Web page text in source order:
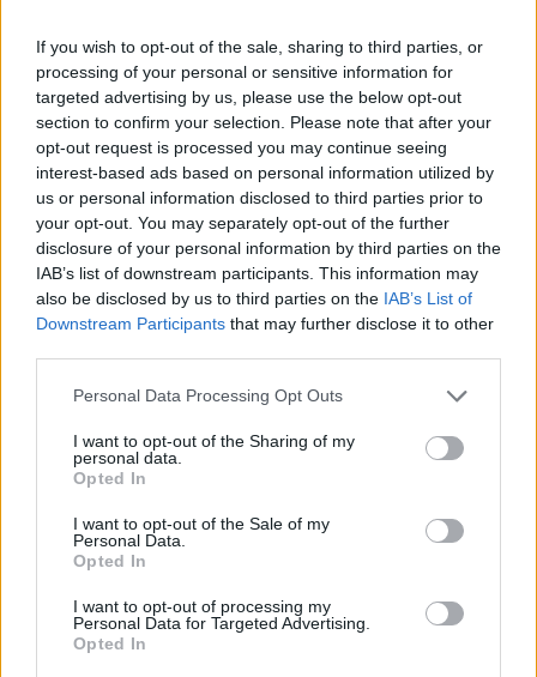
If you wish to opt-out of the sale, sharing to third parties, or
processing of your personal or sensitive information for
targeted advertising by us, please use the below opt-out
section to confirm your selection. Please note that after your
opt-out request is processed you may continue seeing
interest-based ads based on personal information utilized by
us or personal information disclosed to third parties prior to
your opt-out. You may separately opt-out of the further
disclosure of your personal information by third parties on the
IAB’s list of downstream participants. This information may
also be disclosed by us to third parties on the IAB’s List of
Downstream Participants that may further disclose it to other
Personal Data Processing Opt Outs
I want to opt-out of the Sharing of my
personal data.
Opted In
I want to opt-out of the Sale of my
Personal Data.
Opted In
I want to opt-out of processing my
Personal Data for Targeted Advertising.
Opted In
Twitter
CONTATTACI
Mail:redazione@oggicronaca.it
Tel. 339.4501161 ANCHE SU WHATSAPP
Quotidiano d'informazione on line edito dall'Associazione
Direttore responsabile: Angelo Bottiroli
Aut. del Tribunale di Tortona (AL) n. 4/10, Registro Stampa